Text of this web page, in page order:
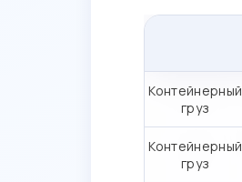
Контейнерный
груз
Контейнерный
груз